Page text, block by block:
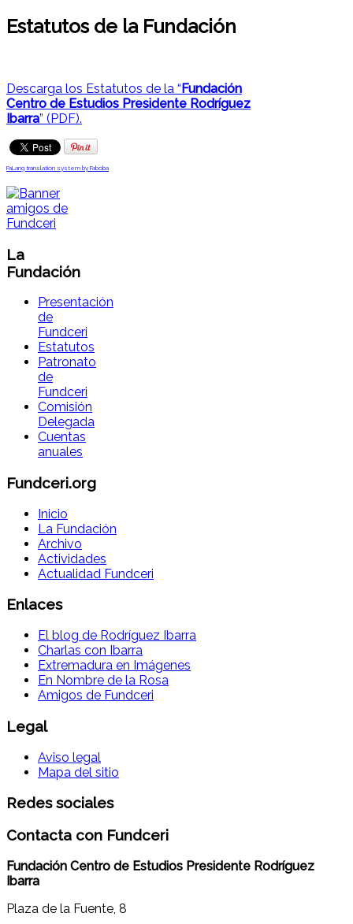
Estatutos de la Fundación
Descarga los Estatutos de la “Fundación
Centro de Estudios Presidente Rodríguez
Ibarra” (PDF).
FaLang translation system by Faboba
La
Fundación
Presentación
de
Fundceri
Estatutos
Patronato
de
Fundceri
Comisión
Delegada
Cuentas
anuales
Fundceri.org
Inicio
La Fundación
Archivo
Actividades
Actualidad Fundceri
Enlaces
El blog de Rodríguez Ibarra
Charlas con Ibarra
Extremadura en Imágenes
En Nombre de la Rosa
Amigos de Fundceri
Legal
Aviso legal
Mapa del sitio
Redes sociales
Contacta con Fundceri
Fundación Centro de Estudios Presidente Rodríguez
Ibarra
Plaza de la Fuente, 8